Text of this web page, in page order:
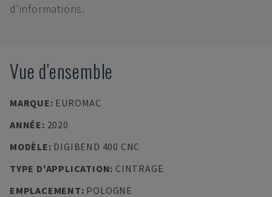
d'informations.
Vue d'ensemble
MARQUE: EUROMAC
ANNÉE: 2020
MODÈLE: DIGIBEND 400 CNC
TYPE D'APPLICATION: CINTRAGE
EMPLACEMENT: POLOGNE